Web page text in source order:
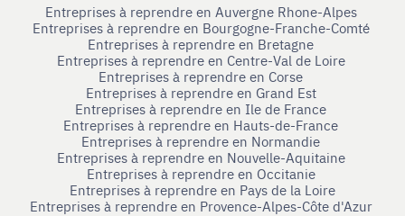
Entreprises à reprendre en Auvergne Rhone-Alpes
Entreprises à reprendre en Bourgogne-Franche-Comté
Entreprises à reprendre en Bretagne
Entreprises à reprendre en Centre-Val de Loire
Entreprises à reprendre en Corse
Entreprises à reprendre en Grand Est
Entreprises à reprendre en Ile de France
Entreprises à reprendre en Hauts-de-France
Entreprises à reprendre en Normandie
Entreprises à reprendre en Nouvelle-Aquitaine
Entreprises à reprendre en Occitanie
Entreprises à reprendre en Pays de la Loire
Entreprises à reprendre en Provence-Alpes-Côte d'Azur